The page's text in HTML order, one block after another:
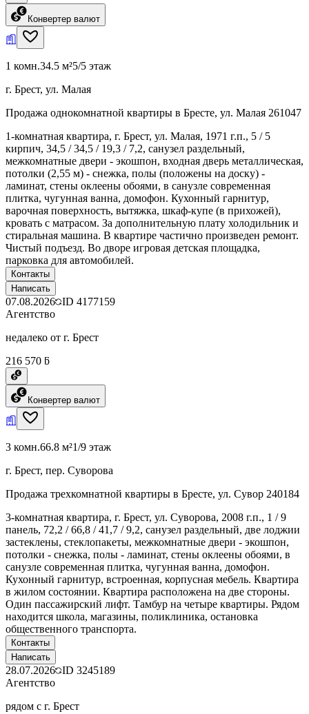
Конвертер валют
1 комн.34.5 м²5/5 этаж
г. Брест, ул. Малая
Продажа однокомнатной квартиры в Бресте, ул. Малая 261047
1-комнатная квартира, г. Брест, ул. Малая, 1971 г.п., 5 / 5
кирпич, 34,5 / 34,5 / 19,3 / 7,2, санузел раздельный,
межкомнатные двери - экошпон, входная дверь металлическая,
потолки (2,55 м) - снежка, полы (положены на доску) -
ламинат, стены оклеены обоями, в санузле современная
плитка, чугунная ванна, домофон. Кухонный гарнитур,
варочная поверхность, вытяжка, шкаф-купе (в прихожей),
кровать с матрасом. За дополнительную плату холодильник и
стиральная машина. В квартире частично произведен ремонт.
Чистый подъезд. Во дворе игровая детская площадка,
парковка для автомобилей.
Контакты
Написать
07.08.2026 ID 4177159
Агентство
недалеко от г. Брест
216 570 ƃ
Конвертер валют
3 комн.66.8 м²1/9 этаж
г. Брест, пер. Суворова
Продажа трехкомнатной квартиры в Бресте, ул. Сувор 240184
3-комнатная квартира, г. Брест, ул. Суворова, 2008 г.п., 1 / 9
панель, 72,2 / 66,8 / 41,7 / 9,2, санузел раздельный, две лоджии
застеклены, стеклопакеты, межкомнатные двери - экошпон,
потолки - снежка, полы - ламинат, стены оклеены обоями, в
санузле современная плитка, чугунная ванна, домофон.
Кухонный гарнитур, встроенная, корпусная мебель. Квартира
в жилом состоянии. Квартира расположена на две стороны.
Один пассажирский лифт. Тамбур на четыре квартиры. Рядом
находится школа, магазины, поликлиника, остановка
общественного транспорта.
Контакты
Написать
28.07.2026 ID 3245189
Агентство
рядом с г. Брест